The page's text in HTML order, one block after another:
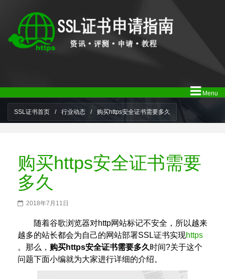
Menu
SSL证书首页 / 行业动态 / 购买https安全证书需要多久
购买https安全证书需要
多久
2018年7月11日
随着谷歌浏览器对http网站标记不安全，所以越来
越多的站长都会为自己的网站部署SSL证书实现https
。那么， 购买https安全证书需要多久时间?关于这个
问题下面小编就为大家进行详细的介绍。